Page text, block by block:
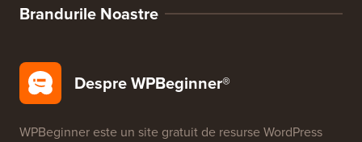
Brandurile Noastre
Despre WPBeginner®
WPBeginner este un site gratuit de resurse WordPress